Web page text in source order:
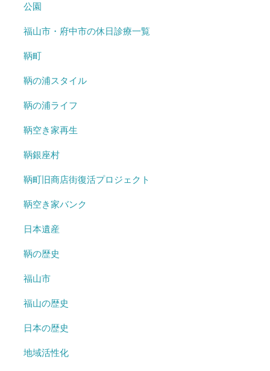
公園
福山市・府中市の休日診療一覧
鞆町
鞆の浦スタイル
鞆の浦ライフ
鞆空き家再生
鞆銀座村
鞆町旧商店街復活プロジェクト
鞆空き家バンク
日本遺産
鞆の歴史
福山市
福山の歴史
日本の歴史
地域活性化